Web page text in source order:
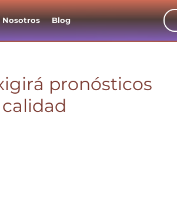
Nosotros Blog
pronósticos